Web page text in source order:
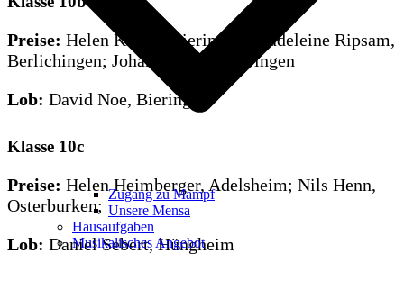
Zugang zu Mampf
Unsere Mensa
Hausaufgaben
Musikalisches Angebot
Preise: Helen Knapp, Bieringen; Madeleine Ripsam,
Berlichingen; Johanna Stahl, Bieringen
Lob: David Noe, Bieringen
Klasse 10c
Preise: Helen Heimberger, Adelsheim; Nils Henn,
Osterburken;
Lob: Daniel Sebert, Hüngheim